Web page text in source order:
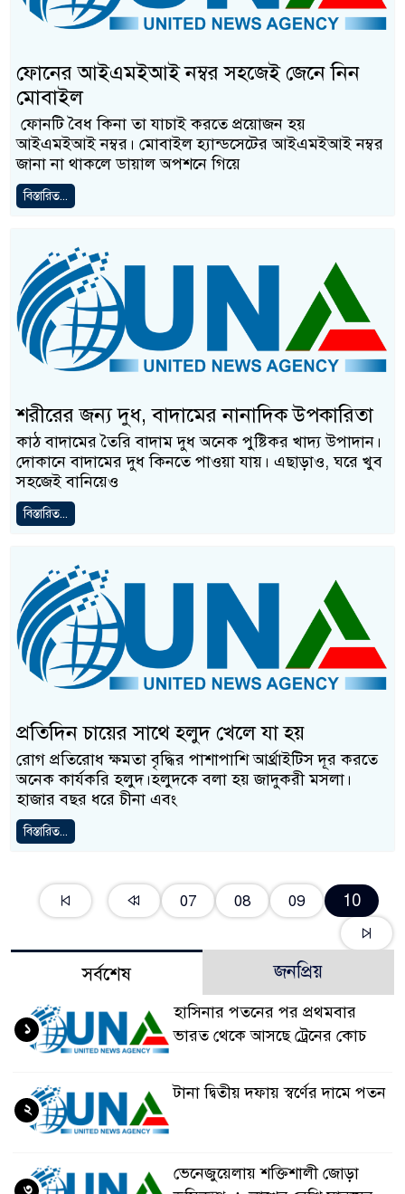
ফোনের আইএমইআই নম্বর সহজেই জেনে নিন
মোবাইল
ফোনটি বৈধ কিনা তা যাচাই করতে প্রয়োজন হয়
আইএমইআই নম্বর। মোবাইল হ্যান্ডসেটের আইএমইআই নম্বর
জানা না থাকলে ডায়াল অপশনে গিয়ে
বিস্তারিত...
শরীরের জন্য দুধ, বাদামের নানাদিক উপকারিতা
কাঠ বাদামের তৈরি বাদাম দুধ অনেক পুষ্টিকর খাদ্য উপাদান।
দোকানে বাদামের দুধ কিনতে পাওয়া যায়। এছাড়াও, ঘরে খুব
সহজেই বানিয়েও
বিস্তারিত...
প্রতিদিন চায়ের সাথে হলুদ খেলে যা হয়
রোগ প্রতিরোধ ক্ষমতা বৃদ্ধির পাশাপাশি আর্থ্রাইটিস দূর করতে
অনেক কার্যকরি হলুদ।হলুদকে বলা হয় জাদুকরী মসলা।
হাজার বছর ধরে চীনা এবং
বিস্তারিত...
07 08 09 10
সর্বশেষ জনপ্রিয়
হাসিনার পতনের পর প্রথমবার
ভারত থেকে আসছে ট্রেনের কোচ
১
টানা দ্বিতীয় দফায় স্বর্ণের দামে পতন
২
ভেনেজুয়েলায় শক্তিশালী জোড়া
৩